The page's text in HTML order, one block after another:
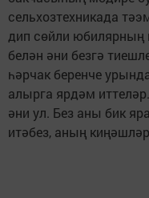
сельхозтехникада
дип сөйли
белән әни безгә
һәрчак беренче
алырга ярдәм
әни ул. Без аны бик
итәбез, аның